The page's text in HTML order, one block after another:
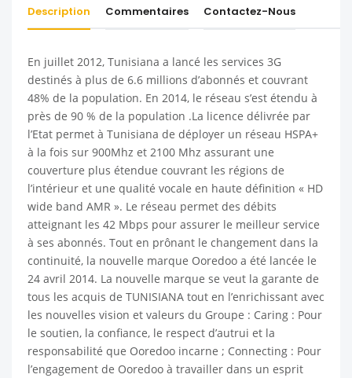
Description Commentaires Contactez-Nous
En juillet 2012, Tunisiana a lancé les services 3G
destinés à plus de 6.6 millions d’abonnés et couvrant
48% de la population. En 2014, le réseau s’est étendu à
près de 90 % de la population .La licence délivrée par
l’Etat permet à Tunisiana de déployer un réseau HSPA+
à la fois sur 900Mhz et 2100 Mhz assurant une
couverture plus étendue couvrant les régions de
l’intérieur et une qualité vocale en haute définition « HD
wide band AMR ». Le réseau permet des débits
atteignant les 42 Mbps pour assurer le meilleur service
à ses abonnés. Tout en prônant le changement dans la
continuité, la nouvelle marque Ooredoo a été lancée le
24 avril 2014. La nouvelle marque se veut la garante de
tous les acquis de TUNISIANA tout en l’enrichissant avec
les nouvelles vision et valeurs du Groupe : Caring : Pour
le soutien, la confiance, le respect d’autrui et la
responsabilité que Ooredoo incarne ; Connecting : Pour
l’engagement de Ooredoo à travailler dans un esprit